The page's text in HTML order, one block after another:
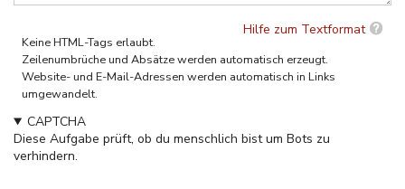
Hilfe zum Textformat
Keine HTML-Tags erlaubt.
Zeilenumbrüche und Absätze werden automatisch erzeugt.
Website- und E-Mail-Adressen werden automatisch in Links
umgewandelt.
CAPTCHA
Diese Aufgabe prüft, ob du menschlich bist um Bots zu
verhindern.